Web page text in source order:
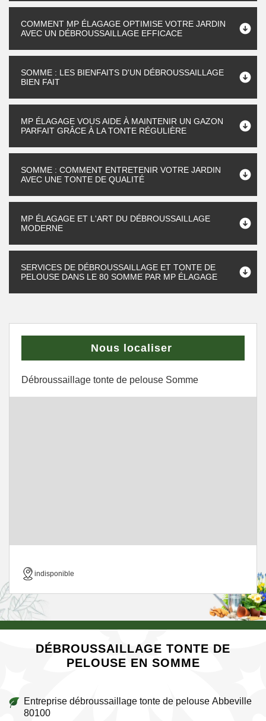
COMMENT MP ÉLAGAGE OPTIMISE VOTRE JARDIN
AVEC UN DÉBROUSSAILLAGE EFFICACE
SOMME : LES BIENFAITS D'UN DÉBROUSSAILLAGE
BIEN FAIT
MP ÉLAGAGE VOUS AIDE À MAINTENIR UN GAZON
PARFAIT GRÂCE À LA TONTE RÉGULIÈRE
SOMME : COMMENT ENTRETENIR VOTRE JARDIN
AVEC UNE TONTE DE QUALITÉ
MP ÉLAGAGE ET L'ART DU DÉBROUSSAILLAGE
MODERNE
SERVICES DE DÉBROUSSAILLAGE ET TONTE DE
PELOUSE DANS LE 80 SOMME PAR MP ÉLAGAGE
Nous localiser
Débroussaillage tonte de pelouse Somme
indisponible
DÉBROUSSAILLAGE TONTE DE
PELOUSE EN SOMME
Entreprise débroussaillage tonte de pelouse Abbeville
80100